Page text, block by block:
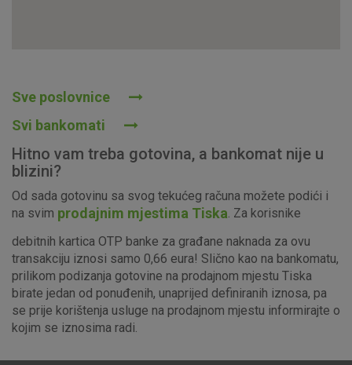
Sve poslovnice
Svi bankomati
Hitno vam treba gotovina, a bankomat nije u
blizini?
Od sada gotovinu sa svog tekućeg računa možete podići i
na svim prodajnim mjestima Tiska . Za korisnike
debitnih kartica OTP banke za građane naknada za ovu
transakciju iznosi samo 0,66 eura! Slično kao na bankomatu,
prilikom podizanja gotovine na prodajnom mjestu Tiska
birate jedan od ponuđenih, unaprijed definiranih iznosa, pa
se prije korištenja usluge na prodajnom mjestu informirajte o
kojim se iznosima radi.
Ovi kolačići nužni su za funkcioniranje internetske stranice i
postavljaju kao odgovor na vaše radnje koje uključuju zahtjev
za uslugama, kao što su postavke kolačića. Svoj preglednik
o njima, ali u tom slučaju neki dijelovi stranice neće raditi. Ti
kolačići ne pohranjuju nikakve informacije koje bi vas mogle
identificirati.
Detaljnije informacije o kolačićima